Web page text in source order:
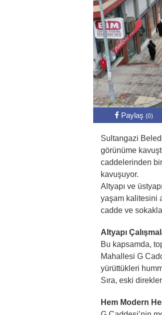
Paylaş (0)
Sultangazi
görünüme
caddelerinden
kavuşuyor.
Altyapı ve
yaşam kalitesini
cadde ve
Altyapı
Bu kapsamda,
Mahallesi G
yürüttükleri
Sıra, eski
Hem Modern